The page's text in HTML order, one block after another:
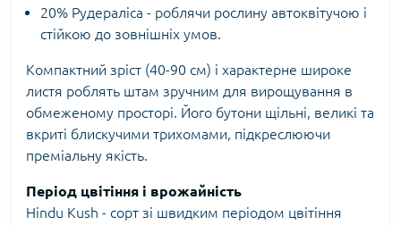
20% Рудераліса - роблячи рослину автоквітучою і
стійкою до зовнішніх умов.
Компактний зріст (40-90 см) і характерне широке
листя роблять штам зручним для вирощування в
обмеженому просторі. Його бутони щільні, великі та
вкриті блискучими трихомами, підкреслюючи
преміальну якість.
Період цвітіння і врожайність
Hindu Kush - сорт зі швидким періодом цвітіння